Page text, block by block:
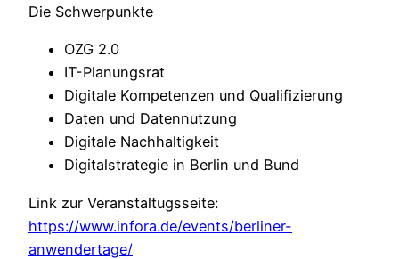
Die Schwerpunkte
OZG 2.0
IT-Planungsrat
Digitale Kompetenzen und Qualifizierung
Daten und Datennutzung
Digitale Nachhaltigkeit
Digitalstrategie in Berlin und Bund
Link zur Veranstaltugsseite:
https://www.infora.de/events/berliner-
anwendertage/